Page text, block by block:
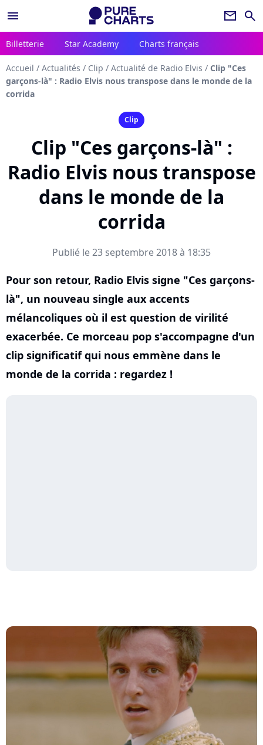
menu newsletter search
Billetterie Star Academy Charts français
Accueil / Actualités / Clip / Actualité de Radio Elvis / Clip "Ces
garçons-là" : Radio Elvis nous transpose dans le monde de la
corrida
Clip
Clip "Ces garçons-là" :
Radio Elvis nous transpose
dans le monde de la
corrida
Publié le 23 septembre 2018 à 18:35
Pour son retour, Radio Elvis signe "Ces garçons-
là", un nouveau single aux accents
mélancoliques où il est question de virilité
exacerbée. Ce morceau pop s'accompagne d'un
clip significatif qui nous emmène dans le
monde de la corrida : regardez !